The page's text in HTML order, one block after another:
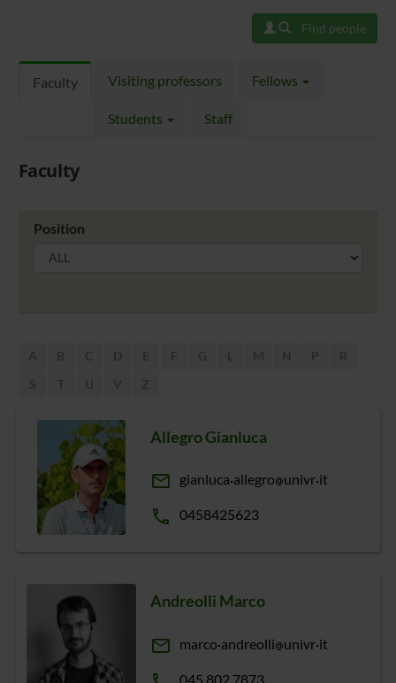
Find people
Faculty Visiting professors Fellows
Students Staff
Faculty
Position
Allegro Gianluca
email gianluca allegro univr it
phone 0458425623
Andreolli Marco
email marco andreolli univr it
045 802 7873